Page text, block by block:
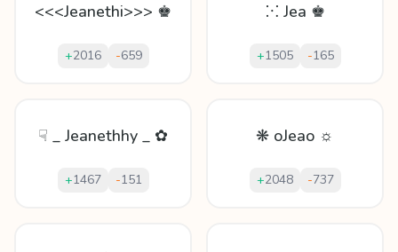
<<<Jeanethi>>> ♚
+2016 -659
⁙ Jea ♚
+1505 -165
☟ _ Jeanethhy _ ✿
+1467 -151
❋ oJeao ☼
+2048 -737